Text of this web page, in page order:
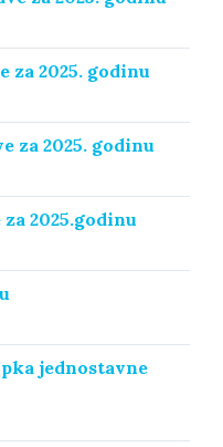
za 2025. godinu
za 2025. godinu
2025.godinu
jednostavne